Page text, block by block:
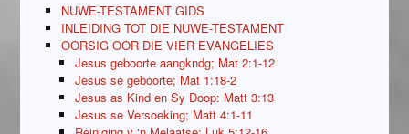
NUWE-TESTAMENT GIDS
INLEIDING TOT DIE NUWE-TESTAMENT
OORSIG OOR DIE VIER EVANGELIES
Jesus geboorte aangkndg; Mat 2:1-12
Jesus se geboorte; Mat 1:18-2
Jesus as Kind en Sy Doop: Matt 3:13
Jesus se Versoeking; Matt 4:1-11